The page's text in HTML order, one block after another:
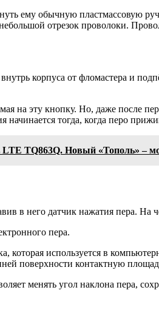
ему обычную пластмассовую
отрезок проволоки.
корпуса от фломастера и
на эту кнопку. Но, даже после
тогда, когда перо
TQ863Q. Новый «Тополь» –
в него датчик нажатия пера. На
пера.
используется в
поверхности контактную
менять угол наклона пера,